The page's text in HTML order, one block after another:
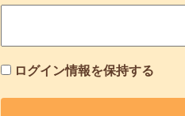
ログイン情報を保持する